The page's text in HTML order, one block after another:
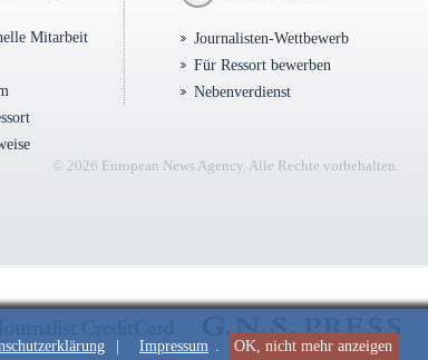
Impressum . OK, nicht mehr anzeigen
Mitarbeit
Journalisten-Wettbewerb
Für Ressort bewerben
Nebenverdienst
© 2026 European News Agency. Alle Rechte vorbehalten.